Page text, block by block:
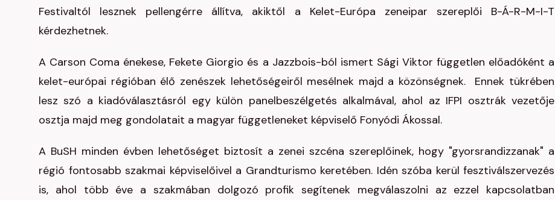
Festivaltól lesznek pellengérre állítva, akiktől a Kelet-Európa zeneipar szereplői B-Á-R-M-I-T
kérdezhetnek.
A Carson Coma énekese, Fekete Giorgio és a Jazzbois-ból ismert Sági Viktor független előadóként a
kelet-európai régióban élő zenészek lehetőségeiről mesélnek majd a közönségnek. Ennek tükrében
lesz szó a kiadóválasztásról egy külön panelbeszélgetés alkalmával, ahol az IFPI osztrák vezetője
osztja majd meg gondolatait a magyar függetleneket képviselő Fonyódi Ákossal.
A BuSH minden évben lehetőséget biztosít a zenei szcéna szereplőinek, hogy "gyorsrandizzanak" a
régió fontosabb szakmai képviselőivel a Grandturismo keretében. Idén szóba kerül fesztiválszervezés
is, ahol több éve a szakmában dolgozó profik segítenek megválaszolni az ezzel kapcsolatban